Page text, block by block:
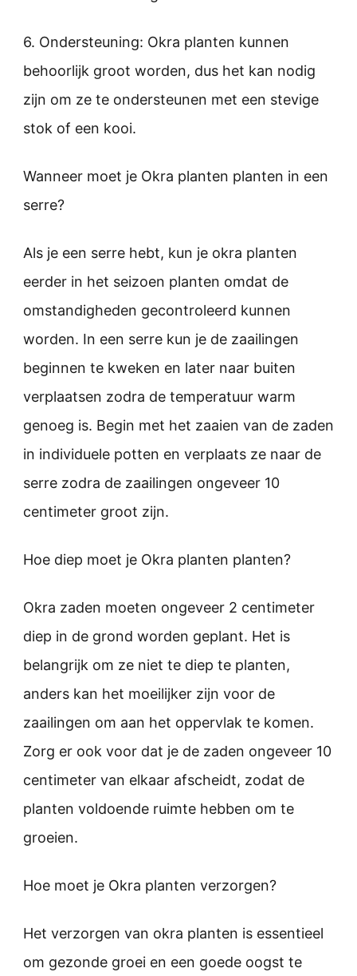
6. Ondersteuning: Okra planten kunnen
behoorlijk groot worden, dus het kan nodig
zijn om ze te ondersteunen met een stevige
stok of een kooi.
Wanneer moet je Okra planten planten in een
serre?
Als je een serre hebt, kun je okra planten
eerder in het seizoen planten omdat de
omstandigheden gecontroleerd kunnen
worden. In een serre kun je de zaailingen
beginnen te kweken en later naar buiten
verplaatsen zodra de temperatuur warm
genoeg is. Begin met het zaaien van de zaden
in individuele potten en verplaats ze naar de
serre zodra de zaailingen ongeveer 10
centimeter groot zijn.
Hoe diep moet je Okra planten planten?
Okra zaden moeten ongeveer 2 centimeter
diep in de grond worden geplant. Het is
belangrijk om ze niet te diep te planten,
anders kan het moeilijker zijn voor de
zaailingen om aan het oppervlak te komen.
Zorg er ook voor dat je de zaden ongeveer 10
centimeter van elkaar afscheidt, zodat de
planten voldoende ruimte hebben om te
groeien.
Hoe moet je Okra planten verzorgen?
Het verzorgen van okra planten is essentieel
om gezonde groei en een goede oogst te